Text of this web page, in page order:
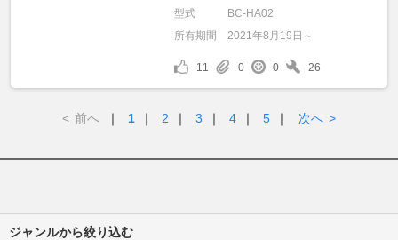
型式
BC-HA02
所有期間
2021年8月19日～
11 0 0 26
< 前へ ｜ 1 ｜ 2 ｜ 3 ｜ 4 ｜ 5 ｜ 次へ >
ジャンルから絞り込む